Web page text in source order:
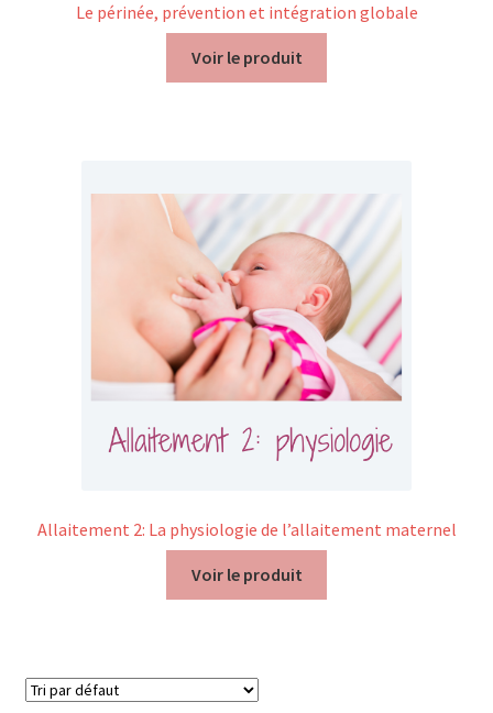
Le périnée, prévention et intégration globale
Voir le produit
Allaitement 2: La physiologie de l’allaitement maternel
Voir le produit